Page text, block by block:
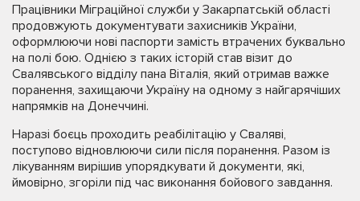
Працівники Міграційної служби у Закарпатській області
продовжують документувати захисників України,
оформлюючи нові паспорти замість втрачених буквально
на полі бою. Однією з таких історій став візит до
Свалявського відділу пана Віталія, який отримав важке
поранення, захищаючи Україну на одному з найгарячіших
напрямків на Донеччині.
Наразі боєць проходить реабілітацію у Сваляві,
поступово відновлюючи сили після поранення. Разом із
лікуванням вирішив упорядкувати й документи, які,
ймовірно, згоріли під час виконання бойового завдання.